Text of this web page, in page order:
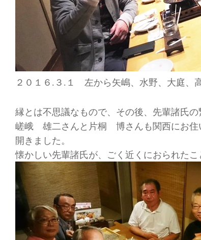
２０１６ . ３ . １ 左から矢嶋、水野、大庭、
縁とは不思議なもので、その後、先輩諸氏
嵯峨 雄二さんと片桐 博さんも関西にお住
開きました。
懐かしい先輩諸氏が、ごく近くにおられたこ